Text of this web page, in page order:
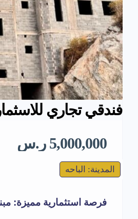
فندقي تجاري
5,000,000 ر.س
المدينة: الباحه
فرصة استثمارية مميزة: